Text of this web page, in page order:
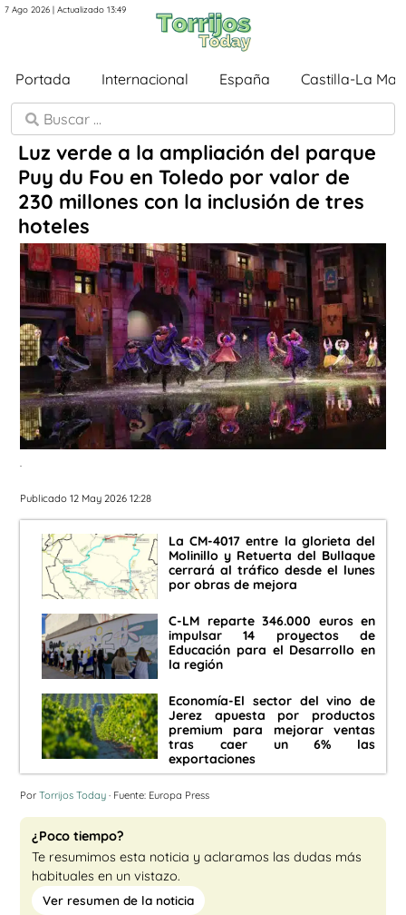
7 Ago 2026 | Actualizado 13:49
Portada Internacional España Castilla-La
Luz verde a la ampliación del parque
Puy du Fou en Toledo por valor de
230 millones con la inclusión de tres
hoteles
.
Publicado 12 May 2026 12:28
La CM-4017 entre la glorieta del
Molinillo y Retuerta del Bullaque
cerrará al tráfico desde el lunes
por obras de mejora
C-LM reparte 346.000 euros en
impulsar 14 proyectos de
Educación para el Desarrollo en
la región
Economía-El sector del vino de
Jerez apuesta por productos
premium para mejorar ventas
tras caer un 6% las
exportaciones
Por Torrijos Today · Fuente: Europa Press
¿Poco tiempo?
Te resumimos esta noticia y aclaramos las dudas más
habituales en un vistazo.
Ver resumen de la noticia